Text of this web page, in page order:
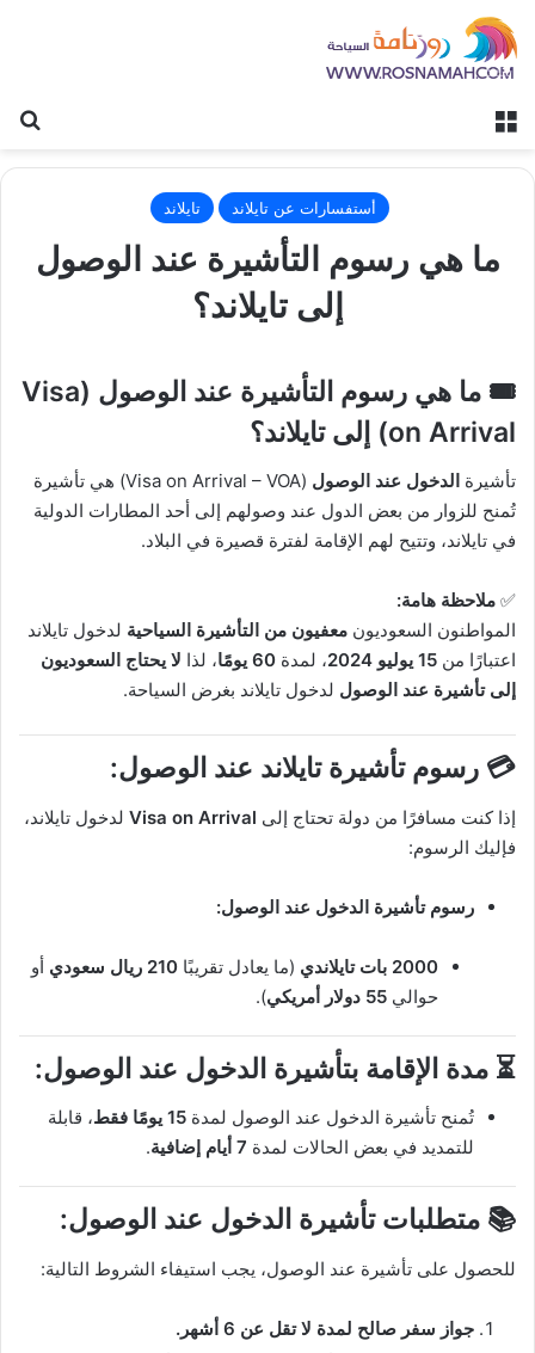
أستفسارات عن تايلاند تايلاند
ما هي رسوم التأشيرة عند الوصول
إلى تايلاند؟
🎟️
ما هي رسوم التأشيرة عند الوصول (Visa
on Arrival) إلى تايلاند؟
تأشيرة الدخول عند الوصول
(Visa on Arrival – VOA) هي تأشيرة
تُمنح للزوار من بعض الدول عند وصولهم إلى أحد المطارات الدولية
في تايلاند، وتتيح لهم الإقامة لفترة قصيرة في البلاد.
✅ ملاحظة هامة:
المواطنون السعوديون معفيون من التأشيرة السياحية لدخول تايلاند
اعتبارًا من 15 يوليو 2024 ، لمدة 60 يومًا ، لذا لا يحتاج السعوديون
إلى تأشيرة عند الوصول لدخول تايلاند بغرض السياحة.
💳 رسوم تأشيرة تايلاند عند الوصول:
إذا كنت مسافرًا من دولة تحتاج إلى Visa on Arrival لدخول تايلاند،
فإليك الرسوم:
رسوم تأشيرة الدخول عند الوصول:
2000 بات تايلاندي (ما يعادل تقريبًا 210 ريال سعودي
أو
حوالي 55 دولار أمريكي ).
⏳ مدة الإقامة بتأشيرة الدخول عند الوصول:
تُمنح تأشيرة الدخول عند الوصول لمدة 15 يومًا فقط
، قابلة
للتمديد في بعض الحالات لمدة 7 أيام إضافية .
📚 متطلبات تأشيرة الدخول عند الوصول:
للحصول على تأشيرة عند الوصول، يجب استيفاء الشروط التالية:
جواز سفر صالح لمدة لا تقل عن 6 أشهر.